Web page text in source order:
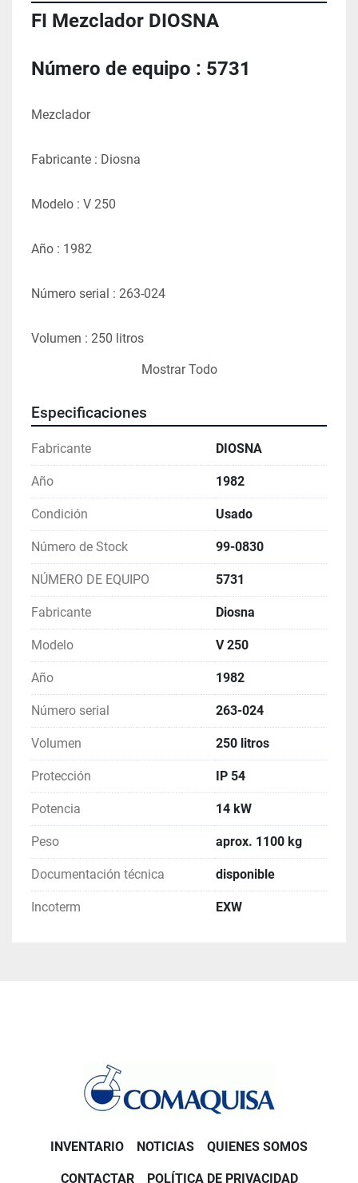
FI Mezclador DIOSNA
Número de equipo : 5731
Mezclador
Fabricante : Diosna
Modelo : V 250
Año : 1982
Número serial : 263-024
Volumen : 250 litros
Protección : IP 54
Suministro : 3-ph 220 V / 50 Hz / 54 A
Potencia : 14 kW
Dimensiones totales (l x an x al) : 2300 x 1100 x
1700 mm
Peso : aprox. 1100 kg
Documentación técnica : disponible
Incoterm : EXW
Mostrar Todo
Especificaciones
Fabricante DIOSNA
Año 1982
Condición Usado
Número de Stock 99-0830
NÚMERO DE EQUIPO 5731
Fabricante Diosna
Modelo V 250
Año 1982
Número serial 263-024
Volumen 250 litros
Protección IP 54
Potencia 14 kW
Peso aprox. 1100 kg
Documentación técnica disponible
Incoterm EXW
INVENTARIO NOTICIAS QUIENES SOMOS
CONTACTAR POLÍTICA DE PRIVACIDAD